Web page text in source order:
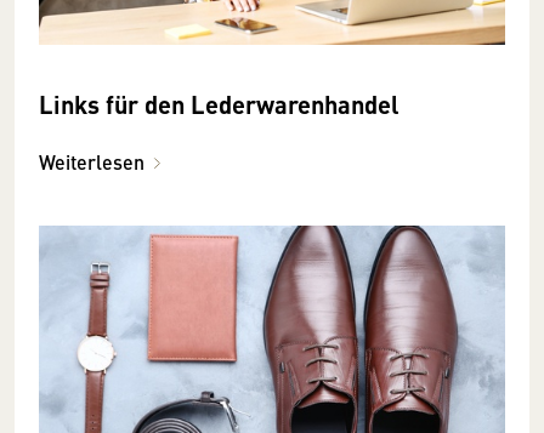
Links für den Lederwarenhandel
Weiterlesen